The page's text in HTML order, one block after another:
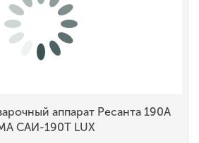
аппарат Ресанта 190А
САИ-190Т LUX